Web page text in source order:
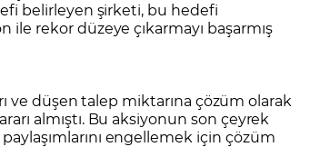
belirleyen şirketi, bu hedefi
ile rekor düzeye çıkarmayı başarmış
ve düşen talep miktarına çözüm olarak
almıştı. Bu aksiyonun son çeyrek
engellemek için çözüm